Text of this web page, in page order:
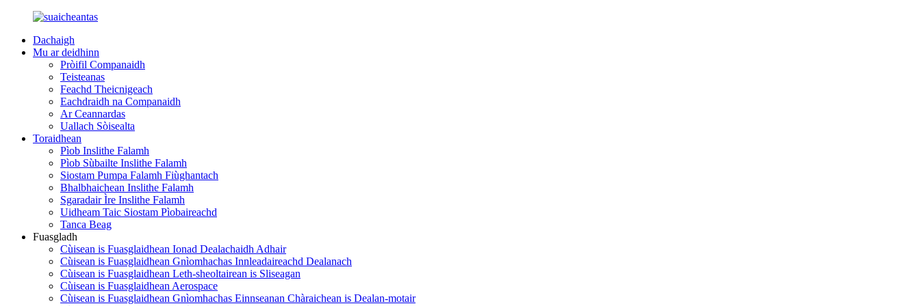
Dachaigh
Mu ar deidhinn
Pròifil Companaidh
Teisteanas
Feachd Theicnigeach
Eachdraidh na Companaidh
Ar Ceannardas
Uallach Sòisealta
Toraidhean
Pìob Inslithe Falamh
Pìob Sùbailte Inslithe Falamh
Siostam Pumpa Falamh Fiùghantach
Bhalbhaichean Inslithe Falamh
Sgaradair Ìre Inslithe Falamh
Uidheam Taic Siostam Pìobaireachd
Tanca Beag
Fuasgladh
Cùisean is Fuasglaidhean Ionad Dealachaidh Adhair
Cùisean is Fuasglaidhean Gnìomhachas Innleadaireachd Dealanach
Cùisean is Fuasglaidhean Leth-sheoltairean is Sliseagan
Cùisean is Fuasglaidhean Aerospace
Cùisean is Fuasglaidhean Gnìomhachas Einnseanan Chàraichean is Dealan-motair